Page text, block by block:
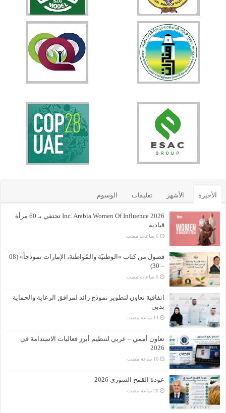
الأخيرة الأشهر تعليقات الوسوم
Inc. Arabia Women Of Influence 2026 تحتفي بـ 60 مرأة
قيادية
فصول من كتاب «الوطنيّة والمُواطَنة، الإمارات نموذجاً» (08
– 30)
اتفاقية تعاون لتطوير نموذج رائد لمرافق الرعاية والحماية
بدبي
تعاون أممي – عربي لتنظيم أبرز فعاليات الاستدامة في
2026
عودة القمح السوري 2026